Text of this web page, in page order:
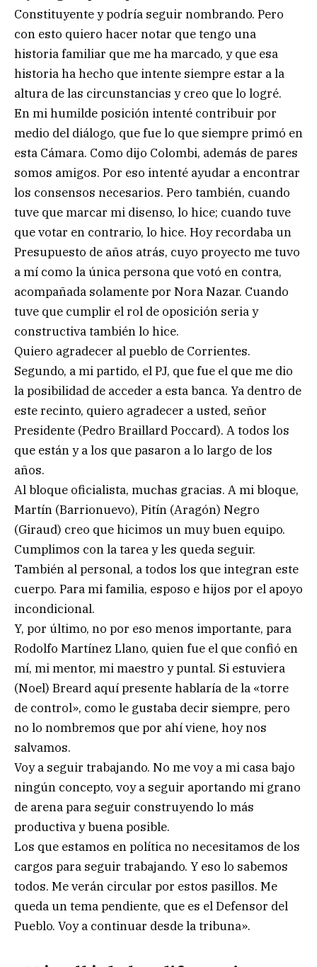
Constituyente y podría seguir nombrando. Pero
con esto quiero hacer notar que tengo una
historia familiar que me ha marcado, y que esa
historia ha hecho que intente siempre estar a la
altura de las circunstancias y creo que lo logré.
En mi humilde posición intenté contribuir por
medio del diálogo, que fue lo que siempre primó en
esta Cámara. Como dijo Colombi, además de pares
somos amigos. Por eso intenté ayudar a encontrar
los consensos necesarios. Pero también, cuando
tuve que marcar mi disenso, lo hice; cuando tuve
que votar en contrario, lo hice. Hoy recordaba un
Presupuesto de años atrás, cuyo proyecto me tuvo
a mí como la única persona que votó en contra,
acompañada solamente por Nora Nazar. Cuando
tuve que cumplir el rol de oposición seria y
constructiva también lo hice.
Quiero agradecer al pueblo de Corrientes.
Segundo, a mi partido, el PJ, que fue el que me dio
la posibilidad de acceder a esta banca. Ya dentro de
este recinto, quiero agradecer a usted, señor
Presidente (Pedro Braillard Poccard). A todos los
que están y a los que pasaron a lo largo de los
años.
Al bloque oficialista, muchas gracias. A mi bloque,
Martín (Barrionuevo), Pitín (Aragón) Negro
(Giraud) creo que hicimos un muy buen equipo.
Cumplimos con la tarea y les queda seguir.
También al personal, a todos los que integran este
cuerpo. Para mi familia, esposo e hijos por el apoyo
incondicional.
Y, por último, no por eso menos importante, para
Rodolfo Martínez Llano, quien fue el que confió en
mí, mi mentor, mi maestro y puntal. Si estuviera
(Noel) Breard aquí presente hablaría de la «torre
de control», como le gustaba decir siempre, pero
no lo nombremos que por ahí viene, hoy nos
salvamos.
Voy a seguir trabajando. No me voy a mi casa bajo
ningún concepto, voy a seguir aportando mi grano
de arena para seguir construyendo lo más
productiva y buena posible.
Los que estamos en política no necesitamos de los
cargos para seguir trabajando. Y eso lo sabemos
todos. Me verán circular por estos pasillos. Me
queda un tema pendiente, que es el Defensor del
Pueblo. Voy a continuar desde la tribuna».